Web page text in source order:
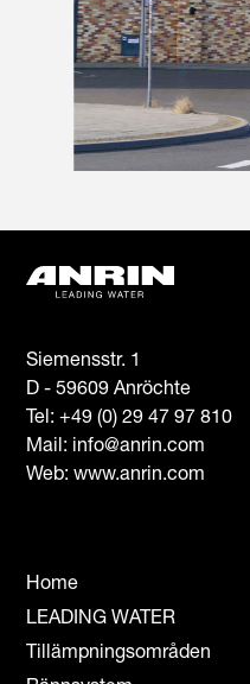
Siemensstr. 1
D - 59609 Anröchte
Tel:+49 (0) 29 47 97 810
Mail: info@anrin.com
Web: www.anrin.com
Home
LEADING WATER
Tillämpningsområden